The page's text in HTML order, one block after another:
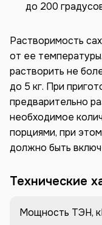
до 200
Растворимость
от ее
растворить не
до 5 кг. При
предварительно
необходимое
порциями, при
должно быть
Технические
Мощность ТЭН,